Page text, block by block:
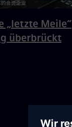
„letzte Meile“
überbrückt